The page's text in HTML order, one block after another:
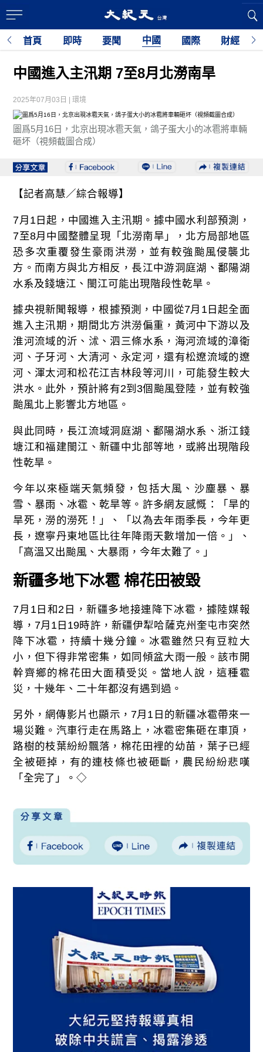
首頁 即時 要聞 中國 國際 財經
中國進入主汛期 7至8月北澇南旱
2025年07月03日 | 環境
圖爲5月16日，北京出現冰雹天氣，鴿子蛋大小的冰雹將車輛
砸坏（視頻截圖合成）
【記者高慧／綜合報導】
7月1日起，中國進入主汛期。據中國水利部預測，
7至8月中國整體呈現「北澇南旱」，北方局部地區
恐多次重覆發生豪雨洪澇，並有較強颱風侵襲北
方。而南方與北方相反，長江中游洞庭湖、鄱陽湖
水系及錢塘江、閩江可能出現階段性乾旱。
據央視新聞報導，根據預測，中國從7月1日起全面
進入主汛期，期間北方洪澇偏重，黃河中下游以及
淮河流域的沂、沭、泗三條水系，海河流域的漳衛
河、子牙河、大清河、永定河，還有松遼流域的遼
河、渾太河和松花江吉林段等河川，可能發生較大
洪水。此外，預計將有2到3個颱風登陸，並有較強
颱風北上影響北方地區。
與此同時，長江流域洞庭湖、鄱陽湖水系、浙江錢
塘江和福建閩江、新疆中北部等地，或將出現階段
性乾旱。
今年以來極端天氣頻發，包括大風、沙塵暴、暴
雪、暴雨、冰雹、乾旱等。許多網友感慨：「旱的
旱死，澇的澇死！」、「以為去年雨季長，今年更
長，遼寧丹東地區比往年降雨天數增加一倍。」、
「高溫又出颱風、大暴雨，今年太難了。」
新疆多地下冰雹 棉花田被毀
7月1日和2日，新疆多地接連降下冰雹，據陸媒報
導，7月1日19時許，新疆伊犁哈薩克州奎屯市突然
降下冰雹，持續十幾分鐘。冰雹雖然只有豆粒大
小，但下得非常密集，如同傾盆大雨一般。該市開
幹齊鄉的棉花田大面積受災。當地人說，這種雹
災，十幾年、二十年都沒有遇到過。
另外，網傳影片也顯示，7月1日的新疆冰雹帶來一
場災難。汽車行走在馬路上，冰雹密集砸在車頂，
路樹的枝葉紛紛飄落，棉花田裡的幼苗，葉子已經
全被砸掉，有的連枝條也被砸斷，農民紛紛悲嘆
「全完了」。◇